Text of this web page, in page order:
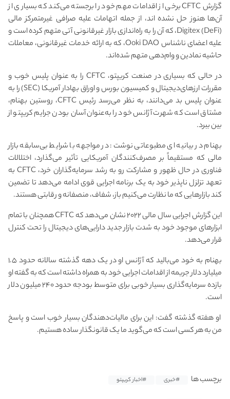
گزارش CFTC برخی از اقدامات مهم خود را برجسته می‌کند که بسیاری از
آن‌ها هنوز حل نشده اند، از جمله اتهامات علیه صرافی غیرمتمرکز مالی
(DeFi) Digitex، که آن را به راه‌اندازی بازار غیرقانونی آتی متهم کرده است و
علیه اعضای ناشناس Ooki DAO، که به ارائه خدمات غیرقانونی، معاملات
حاشیه نمادین و وام‌دهی متهم شده‌اند.
در حالی که بسیاری در صنعت کریپتو، CFTC را به عنوان پلیس خوب و
مقررات ارزهای‌دیجیتال و کمیسیون بورس و اوراق بهادار آمریکا (SEC) را به
عنوان پلیس بد می‌دانند، به نظر می‌رسد رئیس CFTC، روستین بهنام،
مشتاق است که شهرت آژانس خود را به‌عنوان آسان‌ بودن جرایم کریپتو از
بین ببرد.
بهنام در بیانیه ای مطبوعاتی نوشت: در مواجهه با شرایط بی‌سابقه بازار
مالی که مستقیماً بر مصرف‌کنندگان آمریکایی تأثیر می‌گذارد، اختلالات
فناوری در حال ظهور و مشارکت رو به رشد سرمایه‌گذاران خرد، CFTC به
تعهد تزلزل ناپذیر خود به یک برنامه اجرایی قوی ادامه می‌دهد تا تضمین
کند بازارهایی که ما نظارت می‌کنیم باز، شفاف، منصفانه و رقابتی هستند.
این گزارش اجرایی سال مالی ۲۰۲۲ نشان می‌دهد که CFTC همچنان با تمام
ابزارهای موجود خود به شدت بازار جدید دارایی‌های دیجیتال را تحت کنترل
قرار می‌دهد.
بهنام به خود می‌بالید که آژانس او در یک دهه گذشته سالانه حدود ۱.۵
میلیارد دلار جریمه از اقدامات اجرایی خود به همراه داشته است که به گفته او
بازده سرمایه‌گذاری بسیار خوبی برای متوسط بودجه حدود ۲۴۰ میلیون دلار
است.
او هفته گذشته گفت: این برای مالیات‌دهندگان بسیار خوب است و پاسخ
من به هر کسی است که می‌گوید ما یک قانونگذار ساده هستیم.
برچسب ها #خبری #اخبار کریپتو